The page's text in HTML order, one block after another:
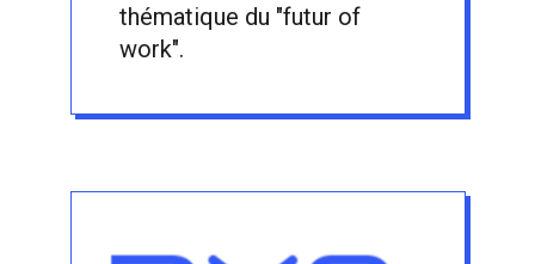
thématique du "futur of
work".